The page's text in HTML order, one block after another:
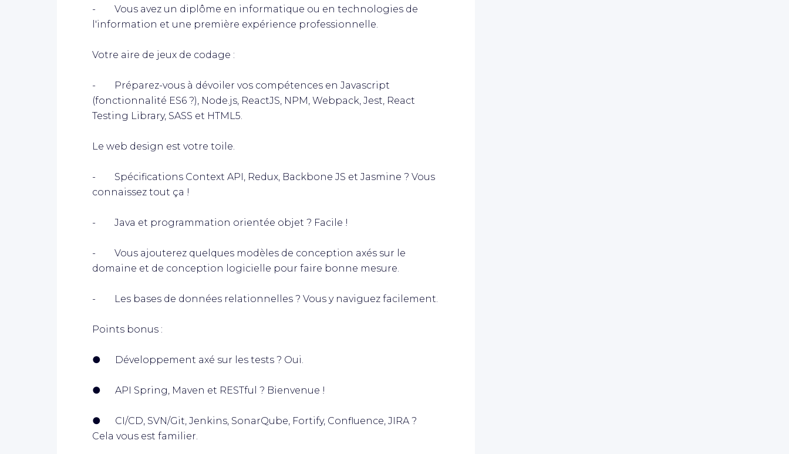
- Vous avez un diplôme en informatique ou en technologies de
l'information et une première expérience professionnelle.
Votre aire de jeux de codage :
- Préparez-vous à dévoiler vos compétences en Javascript
(fonctionnalité ES6 ?), Node.js, ReactJS, NPM, Webpack, Jest, React
Testing Library, SASS et HTML5.
Le web design est votre toile.
- Spécifications Context API, Redux, Backbone JS et Jasmine ? Vous
connaissez tout ça !
- Java et programmation orientée objet ? Facile !
- Vous ajouterez quelques modèles de conception axés sur le
domaine et de conception logicielle pour faire bonne mesure.
- Les bases de données relationnelles ? Vous y naviguez facilement.
Points bonus :
● Développement axé sur les tests ? Oui.
● API Spring, Maven et RESTful ? Bienvenue !
● CI/CD, SVN/Git, Jenkins, SonarQube, Fortify, Confluence, JIRA ?
Cela vous est familier.